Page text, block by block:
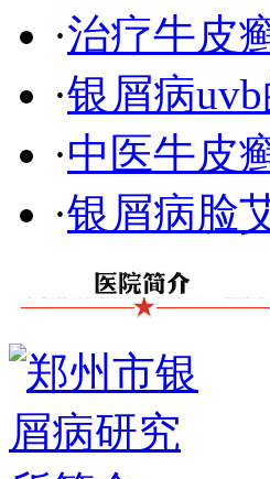
·治疗牛皮
·银屑病
·中医牛皮
·银屑病脸